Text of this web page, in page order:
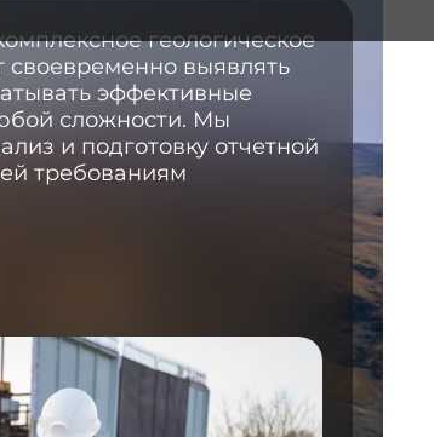
геологическое
своевременно выявлять
эффективные
сложности. Мы
и подготовку отчетной
требованиям